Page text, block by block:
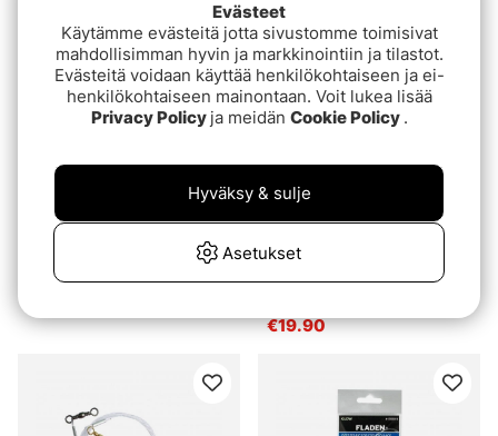
Stonfo Razor
€19.90
Evästeet
Käytämme evästeitä jotta sivustomme toimisivat
mahdollisimman hyvin ja markkinointiin ja tilastot.
Evästeitä voidaan käyttää henkilökohtaiseen ja ei-
henkilökohtaiseen mainontaan. Voit lukea lisää
Privacy Policy ja meidän Cookie Policy .
Asetukset
Hyväksy & sulje